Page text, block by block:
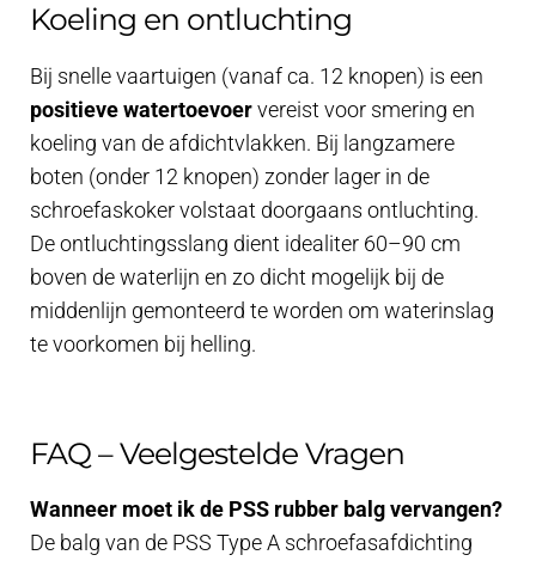
Koeling en ontluchting
Bij snelle vaartuigen (vanaf ca. 12 knopen) is een
positieve watertoevoervereist voor smering en
koeling van de afdichtvlakken. Bij langzamere
boten (onder 12 knopen) zonder lager in de
schroefaskoker volstaat doorgaans ontluchting.
De ontluchtingsslang dient idealiter 60–90 cm
boven de waterlijn en zo dicht mogelijk bij de
middenlijn gemonteerd te worden om waterinslag
te voorkomen bij helling.
FAQ – Veelgestelde Vragen
Wanneer moet ik de PSS rubber balg vervangen?
De balg van de PSS Type A schroefasafdichting